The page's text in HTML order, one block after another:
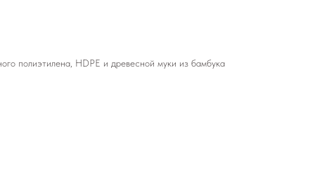
полиэтилена, HDPE и древесной муки из бамбука